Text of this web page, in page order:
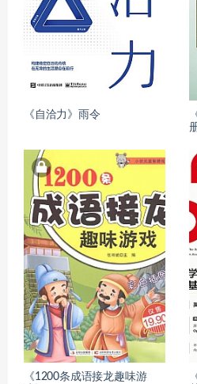
《自洽力》雨令
《1200条成语接龙趣味游